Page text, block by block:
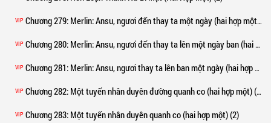
VIP Chương 279: Merlin: Ansu, ngươi đến thay ta một ngày (hai hợp một) (1)
VIP Chương 280: Merlin: Ansu, ngươi đến thay ta lên một ngày ban (hai hợp một)
VIP Chương 281: Merlin: Ansu, ngươi thay ta lên ban một ngày (hai hợp một) (2)
VIP Chương 282: Một tuyến nhân duyên đường quanh co (hai hợp một) (1)
VIP Chương 283: Một tuyến nhân duyên quanh co (hai hợp một) (2)